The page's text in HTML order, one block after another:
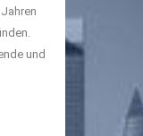
und